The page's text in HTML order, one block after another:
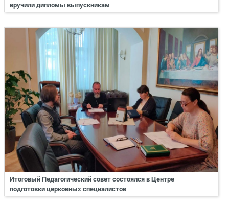
вручили дипломы выпускникам
Итоговый Педагогический совет состоялся в Центре
подготовки церковных специалистов